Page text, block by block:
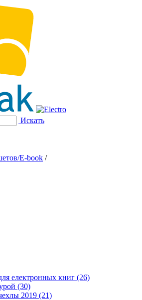
Искать
E-book /
електронных книг (26)
(30)
2019 (21)